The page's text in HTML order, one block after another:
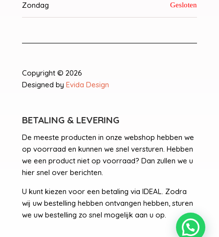
Zondag Gesloten
Copyright © 2026
Designed by Evida Design
BETALING & LEVERING
De meeste producten in onze webshop hebben we
op voorraad en kunnen we snel versturen. Hebben
we een product niet op voorraad? Dan zullen we u
hier snel over berichten.
U kunt kiezen voor een betaling via IDEAL. Zodra
wij uw bestelling hebben ontvangen hebben, sturen
we uw bestelling zo snel mogelijk aan u op.